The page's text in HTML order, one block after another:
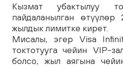
Кызмат убактылуу
пайдаланылган
жылдык лимитке кирет.
Мисалы, эгер Visa
токтотууга чейин VIP-
болсо, жыл аягына